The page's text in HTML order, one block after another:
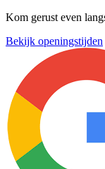
Kom gerust even
Bekijk openingstijden